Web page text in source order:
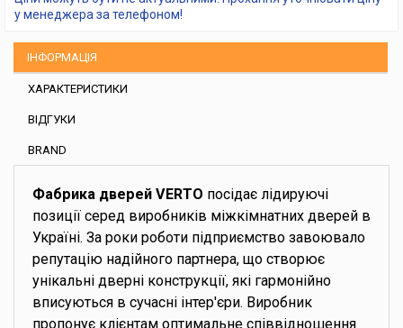
у менеджера за телефоном!
ІНФОРМАЦІЯ
ХАРАКТЕРИСТИКИ
ВІДГУКИ
BRAND
Фабрика дверей VERTO посідає лідируючі
позиції серед виробників міжкімнатних дверей в
Україні. За роки роботи підприємство завоювало
репутацію надійного партнера, що створює
унікальні дверні конструкції, які гармонійно
вписуються в сучасні інтер'єри. Виробник
пропонує клієнтам оптимальне співвідношення